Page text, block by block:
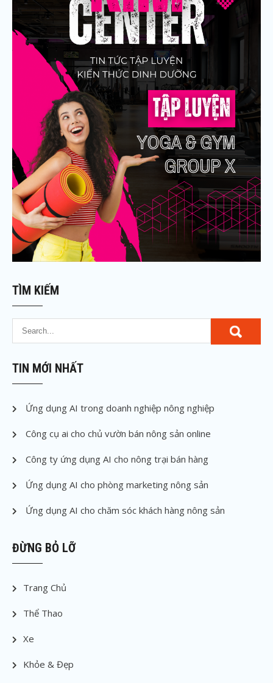
TÌM KIẾM
TIN MỚI NHẤT
Ứng dụng AI trong doanh nghiệp nông nghiệp
Công cụ ai cho chủ vườn bán nông sản online
Công ty ứng dụng AI cho nông trại bán hàng
Ứng dụng AI cho phòng marketing nông sản
Ứng dụng AI cho chăm sóc khách hàng nông sản
ĐỪNG BỎ LỠ
Trang Chủ
Thể Thao
Xe
Khỏe & Đẹp